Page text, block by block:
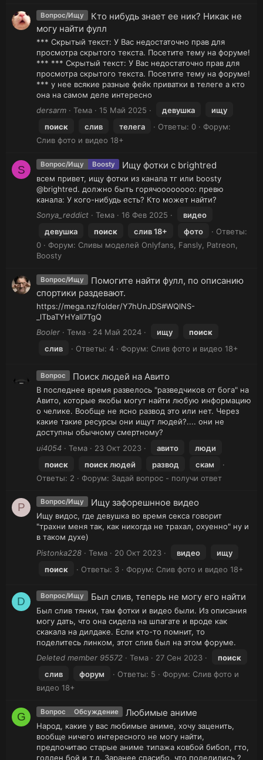
Вопрос/Ищу
Кто нибудь знает ее ник? Никак не
могу найти фулл
*** Скрытый текст: У Вас недостаточно прав для
просмотра скрытого текста. Посетите тему на форуме!
*** *** Скрытый текст: У Вас недостаточно прав для
просмотра скрытого текста. Посетите тему на форуме!
*** у нее всякие разные фейк приватки в телеге а кто
она на самом деле интересно
dersarm
Тема 15 Май 2025 девушка
ищу
поиск
слив телега Ответы: 0
Форум:
Слив фото и видео 18+
S Вопрос/Ищу Boosty Ищу фотки с brightred
всем привет, ищу фотки из канала тг или boosty
@brightred. должно быть горячоооооооо: превю
канала: У кого-нибудь есть? Кто может найти?
Sonya_reddict
Тема 16 Фев 2025
видео
девушка
поиск слив 18+ фото
Ответы:
0
Форум: Сливы моделей Onlyfans, Fansly, Patreon,
Boosty
Вопрос/Ищу
Помогите найти фулл, по описанию
спортики раздевают.
https://mega.nz/folder/Y7hUnJDS#WQlNS-
_lTbaTYHYaII7TgQ
Booler
Тема 24 Май 2024 ищу
поиск
слив
Ответы: 4 Форум: Слив фото и видео 18+
Вопрос Поиск людей на Авито
В последнее время развелось "разведчиков от бога" на
Авито, которые якобы могут найти любую информацию
о челике. Вообще не ясно развод это или нет. Через
какие такие ресурсы они ищут людей?.... они не
доступны обычному смертному?
ui4054
Тема 23 Окт 2023 авито
люди
поиск
поисклюдей развод
скам
Ответы: 2
Форум: Задай вопрос - получи ответ
P Вопрос/Ищу Ищу зафорешнное видео
Ищу видос, где девушка во время секса говорит
"трахни меня так, как никогда не трахал, охуенно" ну и
в таком духе)
Pistonka228
Тема 20 Окт 2023 видео
ищу
поиск
Ответы: 3 Форум: Слив фото и видео 18+
D Вопрос/Ищу Был слив, теперь не могу его найти
Был слив тянки, там фотки и видео были. Из описания
могу дать, что она сидела на шпагате и вроде как
скакала на дилдаке. Если кто-то помнит, то
поделитесь линком, этот слив был на этом форуме.
Deleted member 95572
Тема 27 Сен 2023
поиск
слив
форум Ответы: 5 Форум: Слив фото и
видео 18+
G Вопрос Обсуждение Любимые аниме
Народ, какие у вас любимые аниме, хочу заценить,
вообще ничего интересного не могу найти,
предпочитаю старые аниме типажа ковбой бибоп, гто,
голден бой и т.д. Заранее спасибо, что поделились ?